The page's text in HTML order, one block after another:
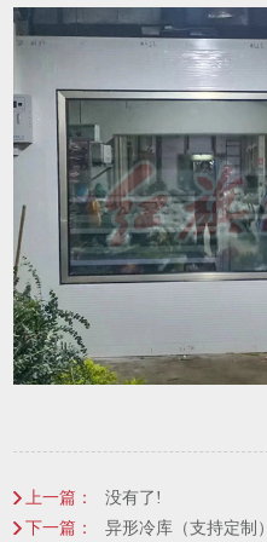
上一篇：
没有了!
下一篇：
异形冷库（支持定制）